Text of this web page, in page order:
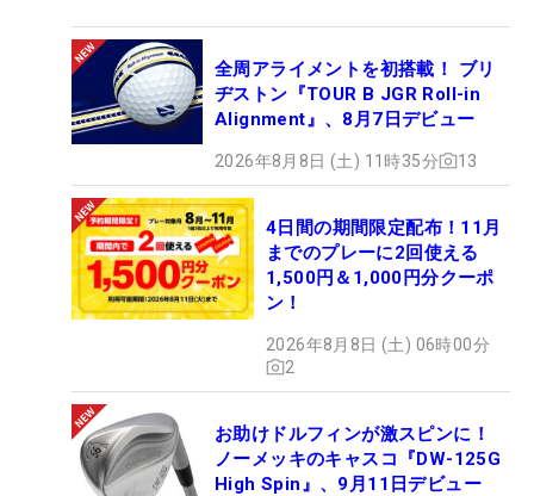
全周アライメントを初搭載！ ブリ
ヂストン『TOUR B JGR Roll-in
Alignment』、8月7日デビュー
2026年8月8日 (土) 11時35分 13
4日間の期間限定配布！11月
までのプレーに2回使える
1,500円＆1,000円分クーポ
ン！
2026年8月8日 (土) 06時00分
2
お助けドルフィンが激スピンに！
ノーメッキのキャスコ『DW-125G
High Spin』、9月11日デビュー